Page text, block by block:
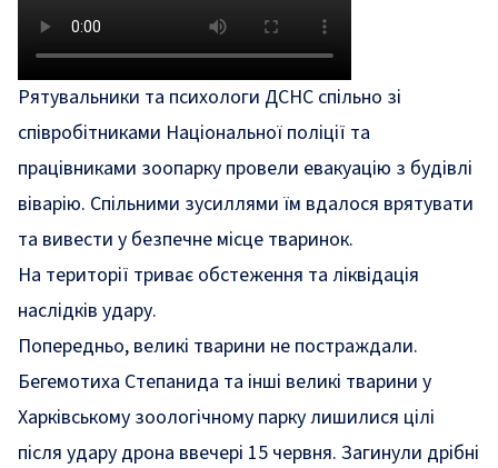
Рятувальники та психологи ДСНС спільно зі
співробітниками Національної поліції та
працівниками зоопарку провели евакуацію з будівлі
віварію. Спільними зусиллями їм вдалося врятувати
та вивести у безпечне місце тваринок.
На території триває обстеження та ліквідація
наслідків удару.
Попередньо, великі тварини не постраждали.
Бегемотиха Степанида та інші великі тварини у
Харківському зоологічному парку лишилися цілі
після удару дрона ввечері 15 червня. Загинули дрібні